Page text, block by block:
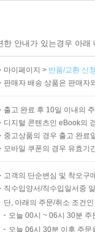
안내가 있는경우 아
마이페이지 > 반품/교환 신
판매자 배송 상품은 판매자
출고 완료 후 10일 이내의
디지털 콘텐츠인 eBook의
중고상품의 경우 출고 완료
모바일 쿠폰의 경우 유효기
고객의 단순변심 및 착오구
직수입양서/직수입일서중
단, 아래의 주문/취소 조건
오늘 00시 ~ 06시 30분
오늘 06시 30분 이후 주